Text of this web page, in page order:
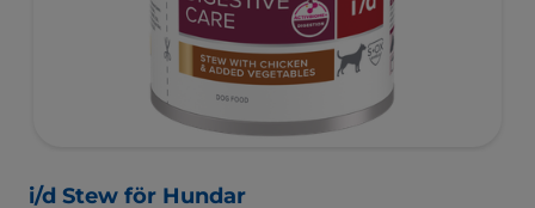
i/d Stew för Hundar